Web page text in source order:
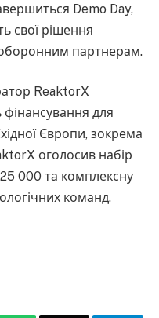
Demo Day,
свої рішення
партнерам.
ReaktorX
для
Європи, зокрема
оголосив набір
000 та комплексну
команд.